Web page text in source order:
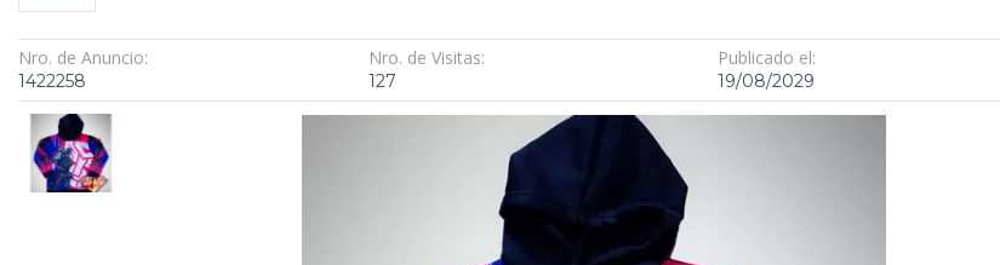
Nro. de Anuncio:
1422258
Nro. de Visitas:
127
Publicado el:
19/08/2029